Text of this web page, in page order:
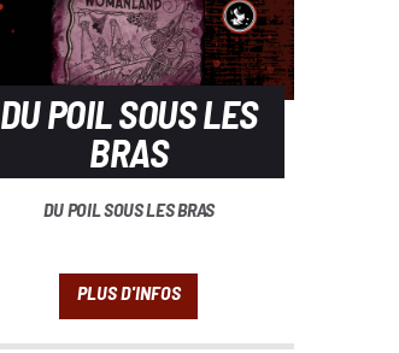
DU POIL SOUS LES
BRAS
DU POIL SOUS LES BRAS